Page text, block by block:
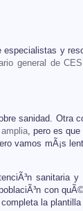
y
general de
sanidad. Otra
, pero es que
vamos mÃ¡s
sanitaria
con
la plantilla